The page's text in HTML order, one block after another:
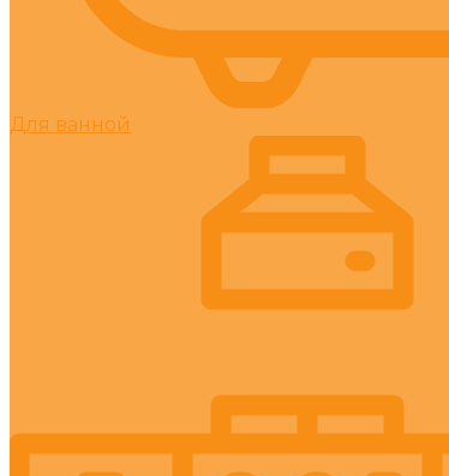
Для ванной